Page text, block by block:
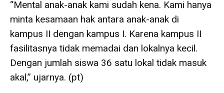
“Mental anak-anak kami sudah kena. Kami hanya
minta kesamaan hak antara anak-anak di
kampus II dengan kampus I. Karena kampus II
fasilitasnya tidak memadai dan lokalnya kecil.
Dengan jumlah siswa 36 satu lokal tidak masuk
akal,” ujarnya. (pt)